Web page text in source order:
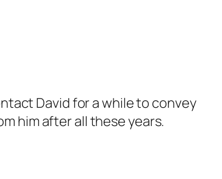
David for a while to convey
him after all these years.